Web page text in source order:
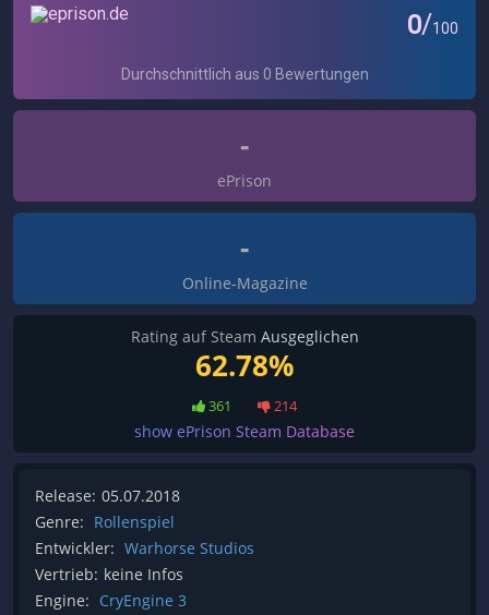
-
ePrison
-
Online-Magazine
Rating auf Steam Ausgeglichen
62.78%
361 214
show ePrison Steam Database
Release: 05.07.2018
Genre: Rollenspiel
Entwickler: Warhorse Studios
Vertrieb: keine Infos
Engine: CryEngine 3